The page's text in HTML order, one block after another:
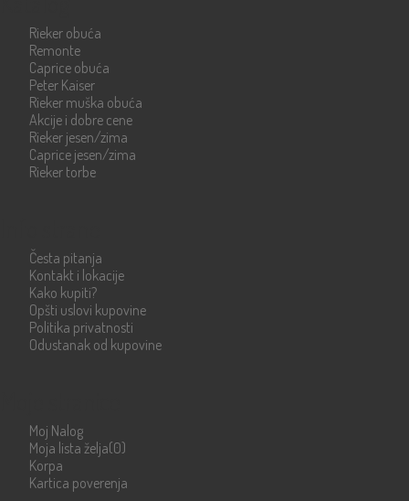
Rieker obuća
Remonte
Caprice obuća
Peter Kaiser
Rieker muška obuća
Akcije i dobre cene
Rieker jesen/zima
Caprice jesen/zima
Rieker torbe
Česta pitanja
Kontakt i lokacije
Kako kupiti?
Opšti uslovi kupovine
Politika privatnosti
Odustanak od kupovine
Moj Nalog
Moja lista želja(0)
Korpa
Kartica poverenja